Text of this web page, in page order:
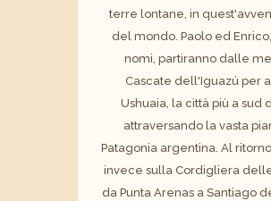
terre lontane, in
del mondo. Paolo ed
nomi, partiranno dalle
Cascate dell'Iguazú per
Ushuaia, la città più a sud
attraversando la vasta
Patagonia argentina. Al
invece sulla Cordigliera
da Punta Arenas a Santiago